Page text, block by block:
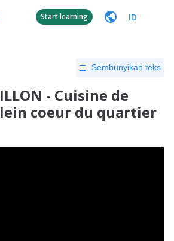
Start learning ID
Sembunyikan teks
- Cuisine de
coeur du quartier